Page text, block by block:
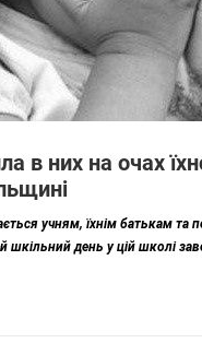
в них на очах
учням, їхнім батькам
день у цій школі